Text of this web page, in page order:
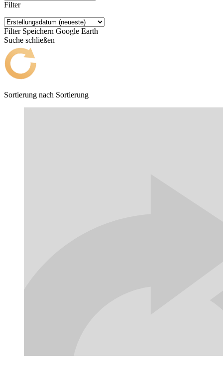
Filter
Filter Speichern Google Earth
Suche schließen
Sortierung nach Sortierung